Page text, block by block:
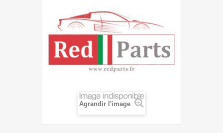
Agrandir l'image